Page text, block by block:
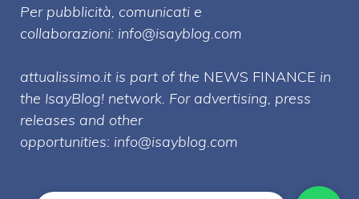
Per pubblicità, comunicati e
collaborazioni: info@isayblog.com
attualissimo.it is part of the NEWS FINANCE in
the IsayBlog! network. For advertising, press
releases and other
opportunities: info@isayblog.com